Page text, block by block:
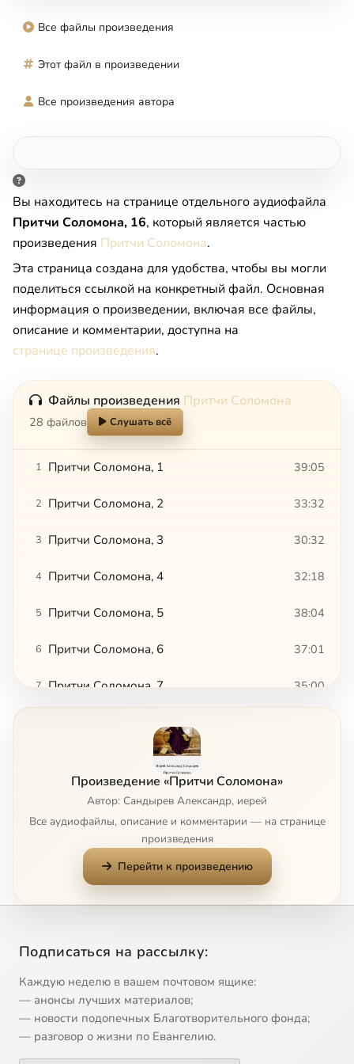
Все файлы произведения
Этот файл в произведении
Все произведения автора
Вы находитесь на странице отдельного аудиофайла
Притчи Соломона, 16, который является частью
произведения Притчи Соломона.
Эта страница создана для удобства, чтобы вы могли
поделиться ссылкой на конкретный файл. Основная
информация о произведении, включая все файлы,
описание и комментарии, доступна на
странице произведения.
Файлы произведения Притчи Соломона
28 файлов Слушать всё
1 Притчи Соломона, 1 39:05
2 Притчи Соломона, 2 33:32
3 Притчи Соломона, 3 30:32
4 Притчи Соломона, 4 32:18
5 Притчи Соломона, 5 38:04
6 Притчи Соломона, 6 37:01
7 Притчи Соломона, 7 35:00
Притчи Соломона, 9
Притчи Соломона, 10
Притчи Соломона, 11 36:02
Притчи Соломона, 12
13 Притчи Соломона, 13 37:19
15 Притчи Соломона, 15
16 Притчи Соломона, 16 31:54 Сейчас
Произведение «Притчи Соломона»
Автор: Сандырев Александр, иерей
Все аудиофайлы, описание и комментарии — на странице
произведения
Перейти к произведению
Подписаться на рассылку:
Каждую неделю в вашем почтовом ящике:
— анонсы лучших материалов;
— новости подопечных Благотворительного фонда;
— разговор о жизни по Евангелию.